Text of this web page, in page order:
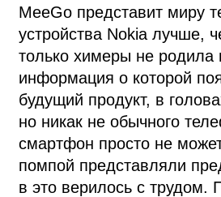
MeeGo представит миру
устройства Nokia лучше,
только химеры не
информация о которой
будущий продукт, в
но никак не обычного
смартфон просто не
помпой представляли
в это верилось с трудом.